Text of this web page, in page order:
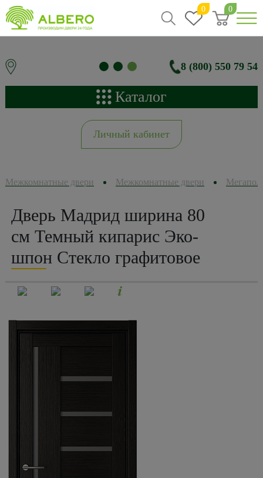
0 0
8 (800) 550 79 54
Каталог
Личный кабинет
Межкомнатные двери Межкомнатные двери
Дверь Мадрид ширина 80
см Темный кипарис Эко-
шпон Стекло графитовое